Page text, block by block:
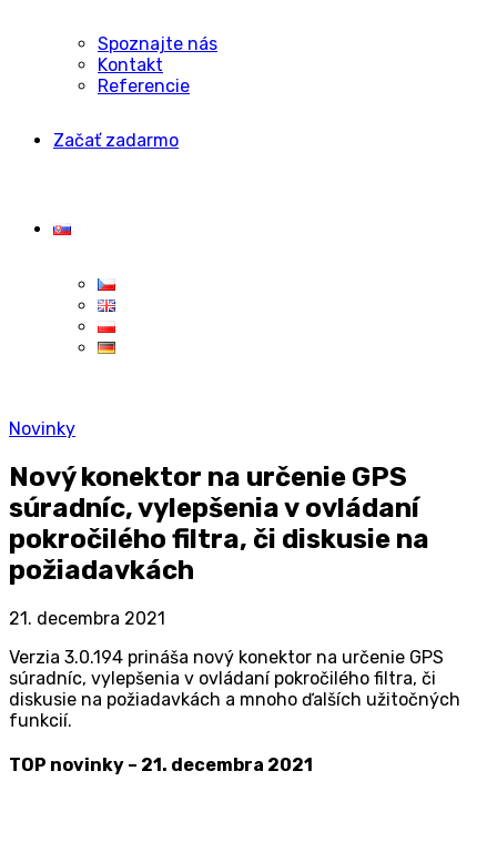
Spoznajte nás
Kontakt
Referencie
Začať zadarmo
Novinky
Nový konektor na určenie GPS
súradníc, vylepšenia v ovládaní
pokročilého filtra, či diskusie na
požiadavkách
21. decembra 2021
Verzia 3.0.194 prináša nový konektor na určenie GPS
súradníc, vylepšenia v ovládaní pokročilého filtra, či
diskusie na požiadavkách a mnoho ďalších užitočných
funkcií.
TOP novinky – 21. decembra 2021